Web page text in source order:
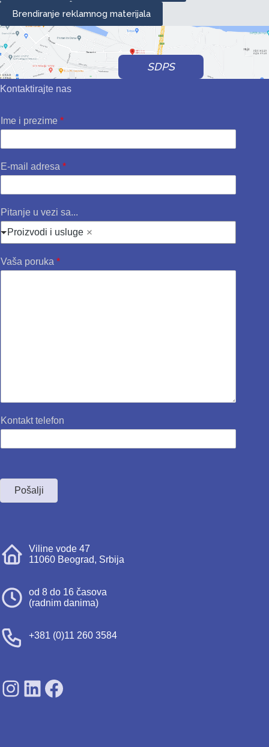
Brendiranje reklamnog materijala
SDPS
Kontaktirajte nas
Ime i prezime *
E-mail adresa *
Pitanje u vezi sa...
Proizvodi i usluge
Vaša poruka *
Kontakt telefon
Pošalji
Viline vode 47
11060 Beograd, Srbija
od 8 do 16 časova
(radnim danima)
+381 (0)11 260 3584
SDPS on Instagram
SDPS on Lunkedin
SDPS on Facebook